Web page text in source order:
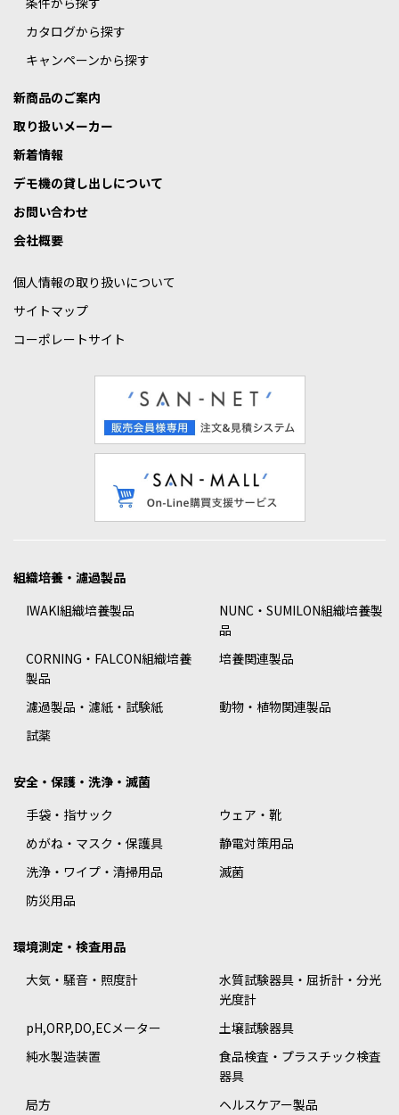
カタログから探す
キャンペーンから探す
新商品のご案内
取り扱いメーカー
新着情報
デモ機の貸し出しについて
お問い合わせ
会社概要
個人情報の取り扱いについて
サイトマップ
コーポレートサイト
組織培養・濾過製品
IWAKI組織培養製品
NUNC・SUMILON組織培養製
品
CORNING・FALCON組織培養
製品
培養関連製品
濾過製品・濾紙・試験紙
動物・植物関連製品
試薬
安全・保護・洗浄・滅菌
手袋・指サック
ウェア・靴
めがね・マスク・保護具
静電対策用品
洗浄・ワイプ・清掃用品
滅菌
防災用品
環境測定・検査用品
大気・騒音・照度計
水質試験器具・屈折計・分光
光度計
pH,ORP,DO,ECメーター
土壌試験器具
純水製造装置
食品検査・プラスチック検査
器具
局方
ヘルスケアー製品